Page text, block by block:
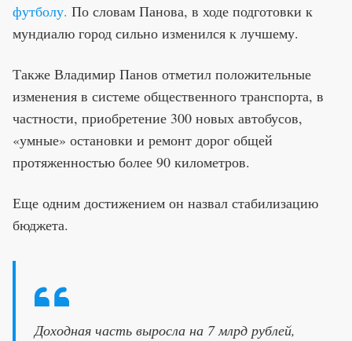
футболу. По словам Панова, в ходе подготовки к
мундиалю город сильно изменился к лучшему.
Также Владимир Панов отметил положительные
изменения в системе общественного транспорта, в
частности, приобретение 300 новых автобусов,
«умные» остановки и ремонт дорог общей
протяженностью более 90 километров.
Еще одним достижением он назвал стабилизацию
бюджета.
Доходная часть выросла на 7 млрд рублей,